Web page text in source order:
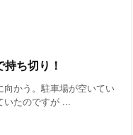
ち切り！
向かう。駐車場が空いてい
いたのですが ...